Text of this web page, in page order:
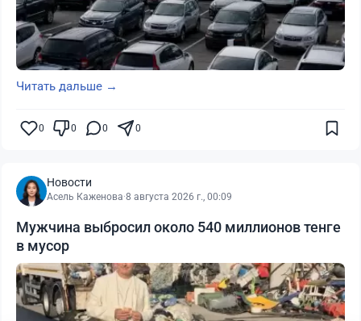
Читать дальше →
0 0 0 0
Новости
Асель Каженова·8 августа 2026 г., 00:09
Мужчина выбросил около 540 миллионов тенге
в мусор